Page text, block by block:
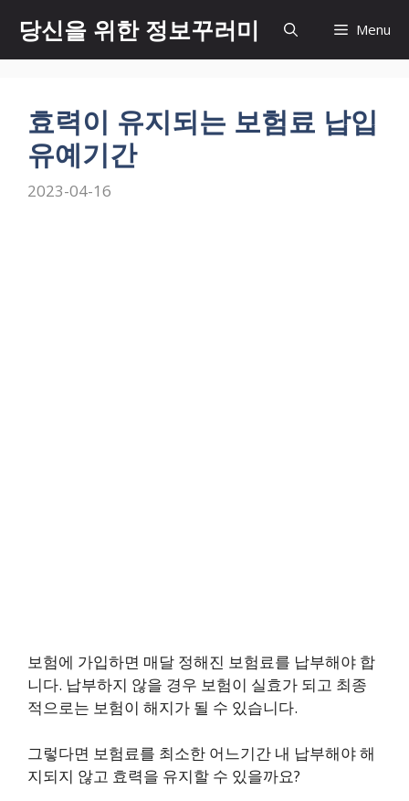
content
당신을 위한 정보꾸러미 Menu
효력이 유지되는 보험료 납입
유예기간
2023-04-16
보험에 가입하면 매달 정해진 보험료를 납부해야 합
니다. 납부하지 않을 경우 보험이 실효가 되고 최종
적으로는 보험이 해지가 될 수 있습니다.
그렇다면 보험료를 최소한 어느기간 내 납부해야 해
지되지 않고 효력을 유지할 수 있을까요?